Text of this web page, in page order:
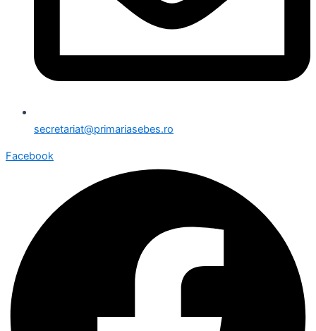
secretariat@primariasebes.ro
Facebook